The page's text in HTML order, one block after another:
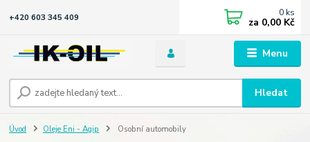
Menu
Hledat
+420 603 345 409 0 ks
za 0,00 Kč
Úvod Oleje Eni - Agip Osobní automobily